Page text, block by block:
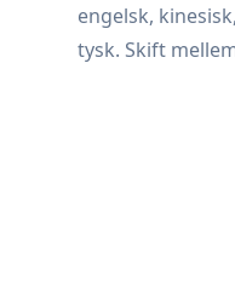
engelsk,
tysk. Skift